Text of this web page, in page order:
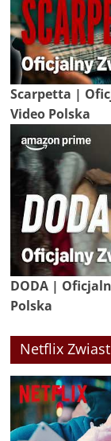
Scarpetta |
Video Polska
DODA |
Polska
Netflix